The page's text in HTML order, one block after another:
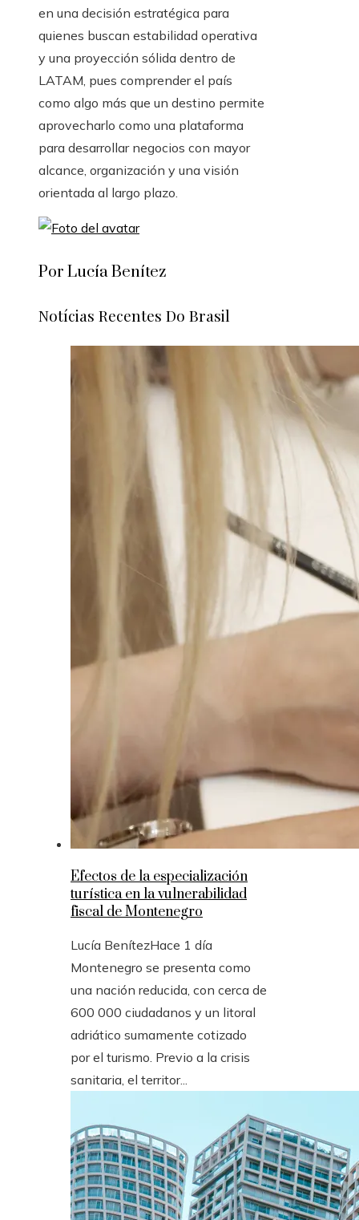
en una decisión estratégica para
quienes buscan estabilidad operativa
y una proyección sólida dentro de
LATAM, pues comprender el país
como algo más que un destino permite
aprovecharlo como una plataforma
para desarrollar negocios con mayor
alcance, organización y una visión
orientada al largo plazo.
Por Lucía Benítez
Notícias Recentes Do Brasil
Efectos de la especialización
turística en la vulnerabilidad
fiscal de Montenegro
Lucía BenítezHace 1 día
Montenegro se presenta como
una nación reducida, con cerca de
600 000 ciudadanos y un litoral
adriático sumamente cotizado
por el turismo. Previo a la crisis
sanitaria, el territor...